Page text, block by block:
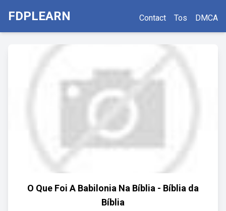
FDPLEARN Contact Tos DMCA
O Que Foi A Babilonia Na Bíblia - Bíblia da
Bíblia